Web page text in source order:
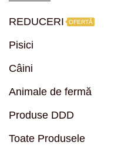
REDUCERI OFERTĂ
Pisici
Câini
Animale de fermă
Produse DDD
Toate Produsele